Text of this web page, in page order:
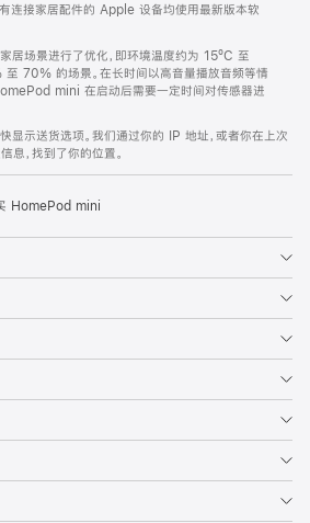
连接家居配件的 Apple 设备均使用最新版本软
居场景进行了优化，即环境温度约为 15ºC 至
70% 的场景。在长时间以高音量播放音频等情
mini 在启动后需要一定时间对传感器进
显示送货选项。我们通过你的 IP 地址，或者你在上次
，找到了你的位置。
HomePod mini